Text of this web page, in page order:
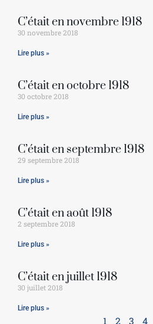
C’était en novembre 1918
30 novembre 2018
Lire plus »
C’était en octobre 1918
30 octobre 2018
Lire plus »
C’était en septembre 1918
29 septembre 2018
Lire plus »
C’était en août 1918
2 septembre 2018
Lire plus »
C’était en juillet 1918
30 juillet 2018
Lire plus »
1 2 3 4